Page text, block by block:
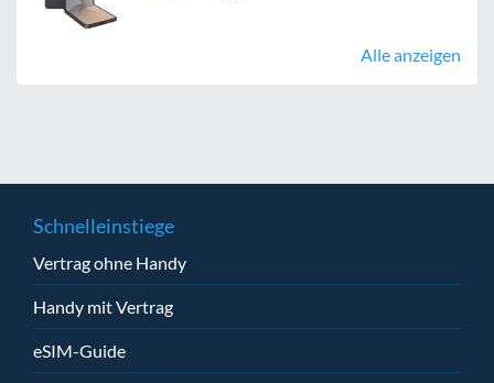
Alle anzeigen
Schnelleinstiege
Vertrag ohne Handy
Handy mit Vertrag
eSIM-Guide